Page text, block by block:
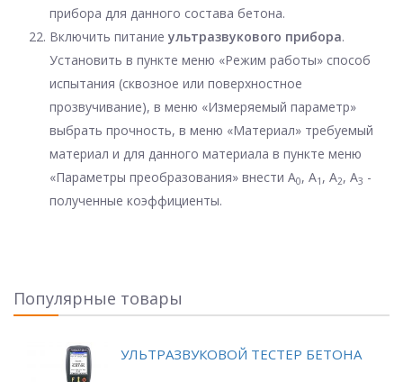
прибора для данного состава бетона.
Включить питание ультразвукового прибора.
Установить в пункте меню «Режим работы» способ
испытания (сквозное или поверхностное
прозвучивание), в меню «Измеряемый параметр»
выбрать прочность, в меню «Материал» требуемый
материал и для данного материала в пункте меню
«Параметры преобразования» внести A0, A1 , A2, A3 -
полученные коэффициенты.
Популярные товары
УЛЬТРАЗВУКОВОЙ ТЕСТЕР БЕТОНА